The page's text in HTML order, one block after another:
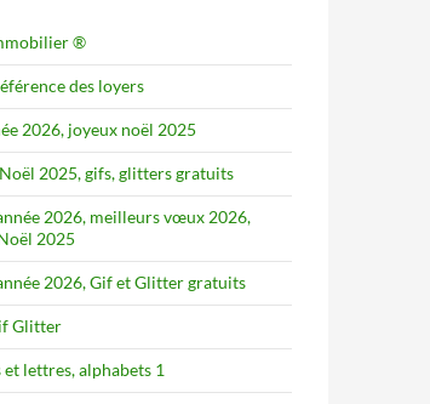
®
des loyers
2026, joyeux noël 2025
2025, gifs, glitters gratuits
2026, meilleurs vœux 2026,
2025
2026, Gif et Glitter gratuits
Glitter
lettres, alphabets 1